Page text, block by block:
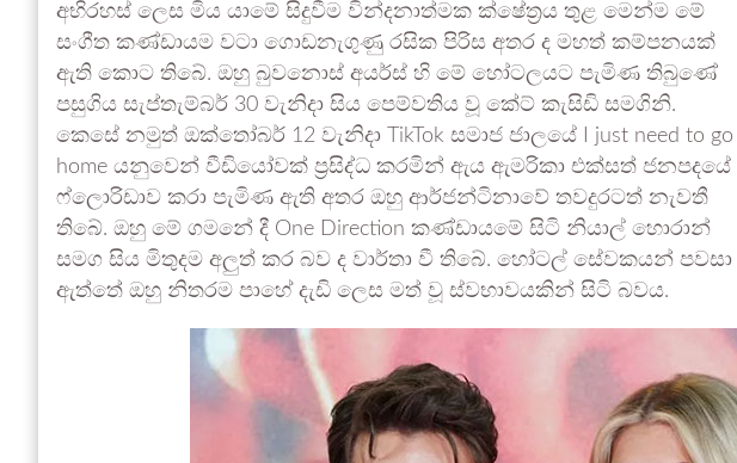
අභිරහස් ලෙස මිය යාමේ සිදුවීම වින්දනාත්මක ක්ෂේත්‍රය තුළ මෙන්ම මේ
සංගීත කණ්ඩායම වටා ගොඩනැගුණු රසික පිරිස අතර ද මහත් කම්පනයක්
ඇති කොට තිබේ. ඔහු බුවනොස් අයර්ස් හි මේ හෝටලයට පැමිණ තිබුණේ
පසුගිය සැප්තැම්බර් 30 වැනිදා සිය පෙම්වතිය වූ කේට් කැසිඩි සමගිනි.
කෙසේ නමුත් ඔක්තෝබර් 12 වැනිදා TikTok සමාජ ජාලයේ I just need to go
home යනුවෙන් වීඩියෝවක් ප්‍රසිද්ධ කරමින් ඇය ඇමරිකා එක්සත් ජනපදයේ
ෆ්ලොරිඩාව කරා පැමිණ ඇති අතර ඔහු ආර්ජන්ටිනාවේ තවදුරටත් නැවතී
තිබේ. ඔහු මේ ගමනේ දී One Direction කණ්ඩායමේ සිටි නියාල් හොරාන්
සමග සිය මිතුදම අලුත් කර බව ද වාර්තා වී තිබේ. හෝටල් සේවකයන් පවසා
ඇත්තේ ඔහු නිතරම පාහේ දැඩි ලෙස මත් වූ ස්වභාවයකින් සිටි බවය.